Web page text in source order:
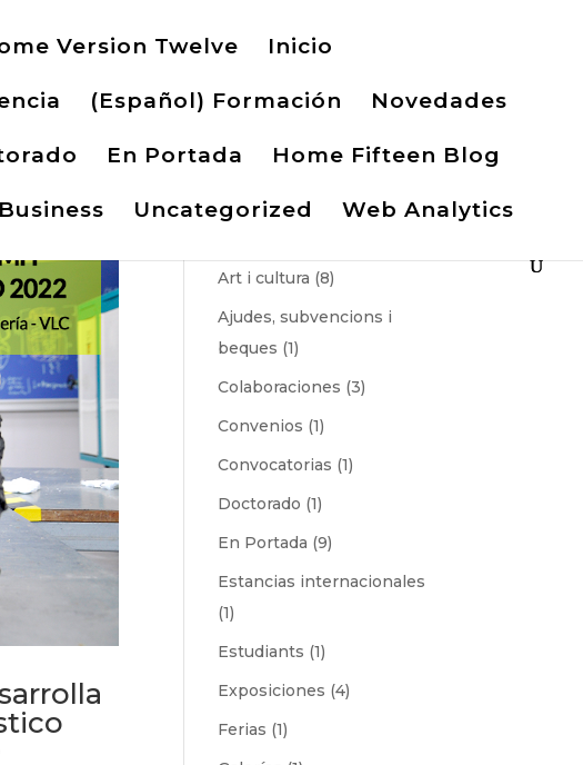
Version Twelve Inicio
(Español) Formación Novedades
En Portada Home Fifteen Blog
Uncategorized Web Analytics
Art i cultura (8)
Ajudes, subvencions i
beques (1)
Colaboraciones (3)
Convenios (1)
Convocatorias (1)
Doctorado (1)
En Portada (9)
Estancias internacionales
(1)
Estudiants (1)
Exposiciones (4)
Ferias (1)